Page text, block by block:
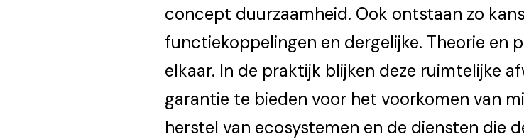
concept duurzaamheid. Ook ontstaan zo
functiekoppelingen en dergelijke. Theorie en
elkaar. In de praktijk blijken deze ruimtelijke
garantie te bieden voor het voorkomen van
herstel van ecosystemen en de diensten die